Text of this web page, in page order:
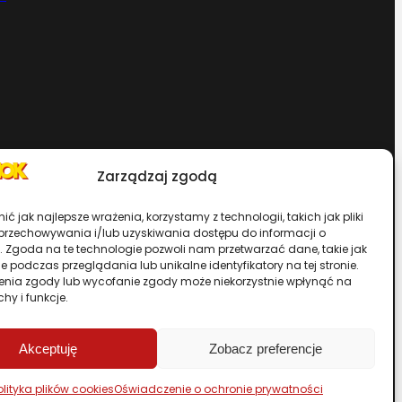
Zarządzaj zgodą
jak najlepsze wrażenia, korzystamy z technologii, takich jak pliki
i/lub uzyskiwania dostępu do informacji o
Zgoda na te technologie pozwoli nam przetwarzać dane, takie jak
podczas przeglądania lub unikalne identyfikatory na tej stronie.
zgody lub wycofanie zgody może niekorzystnie wpłynąć na
i funkcje.
Akceptuję Zobacz preferencje
plików cookiesOświadczenie o ochronie prywatności
Chcesz zostać dystrybutorem?
Przewiń stronę do góry